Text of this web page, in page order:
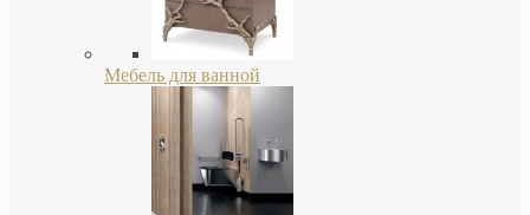
Мебель для ванной